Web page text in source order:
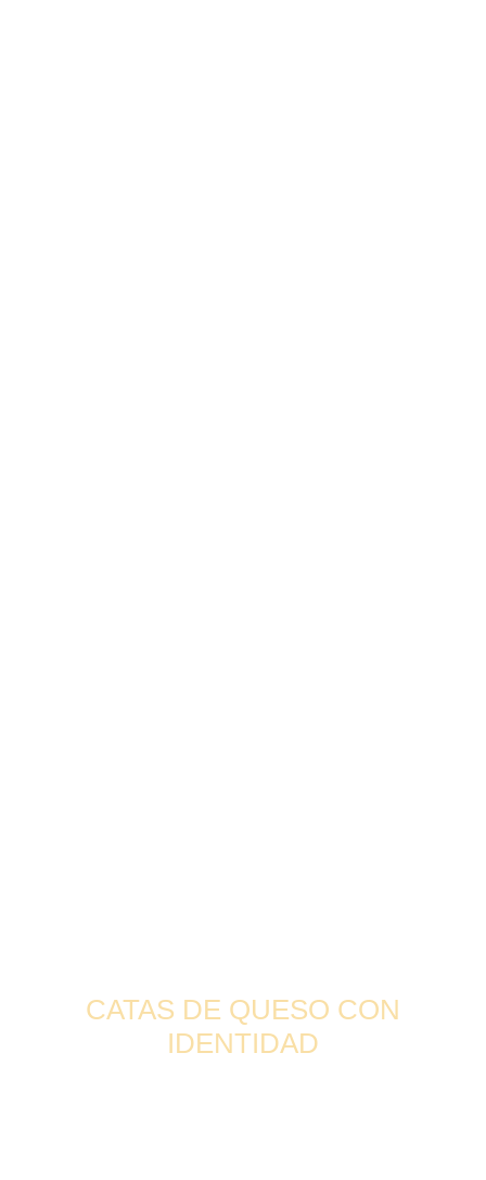
CATAS DE QUESO CON
IDENTIDAD